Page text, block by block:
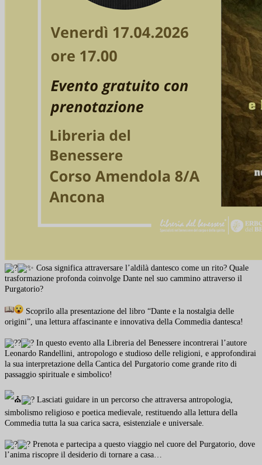
Cosa significa attraversare l’aldilà dantesco come un rito? Quale
trasformazione profonda coinvolge Dante nel suo cammino attraverso il
Purgatorio?
Scoprilo alla presentazione del libro “Dante e la nostalgia delle
origini”, una lettura affascinante e innovativa della Commedia dantesca!
In questo evento alla Libreria del Benessere incontrerai l’autore
Leonardo Randellini, antropologo e studioso delle religioni, e approfondirai
la sua interpretazione della Cantica del Purgatorio come grande rito di
passaggio spirituale e simbolico!
Lasciati guidare in un percorso che attraversa antropologia,
simbolismo religioso e poetica medievale, restituendo alla lettura della
Commedia tutta la sua carica sacra, esistenziale e universale.
Prenota e partecipa a questo viaggio nel cuore del Purgatorio, dove
l’anima riscopre il desiderio di tornare a casa…